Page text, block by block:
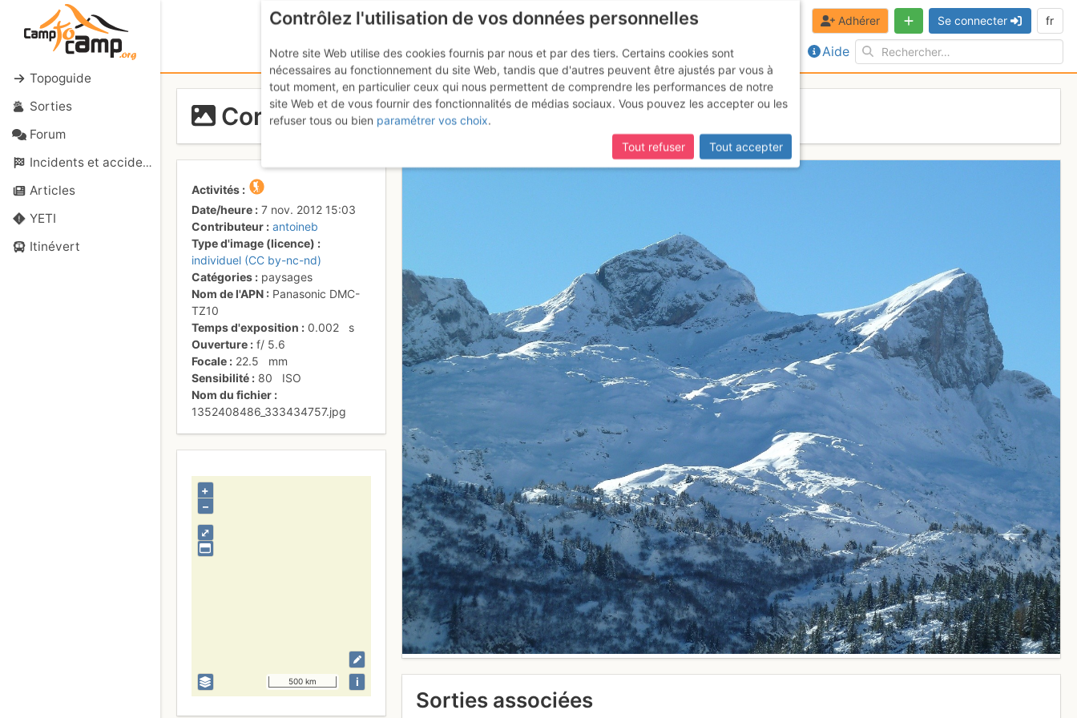
Topoguide
Sorties
Forum
Incidents et accidents
Articles
YETI
Itinévert
Aide
Adhérer Se connecter fr
Cornettes de Bise 2432m et Tête de Lanchenaire
Activités
Date/heure
7 nov. 2012 15:03
Contributeur
antoineb
Type d'image (licence)
individuel (CC by-nc-nd)
Catégories
paysages
Nom de l'APN
Panasonic DMC-
TZ10
Temps d'exposition
0.002
s
Ouverture
f/5.6
Focale
22.5
mm
Sensibilité
80
ISO
Nom du fichier
1352408486_333434757.jpg
⤢
+
–
500 km i
Sorties associées
Contrôlez l'utilisation de vos données personnelles
Notre site Web utilise des cookies fournis par nous et par des tiers. Certains cookies sont
nécessaires au fonctionnement du site Web, tandis que d'autres peuvent être ajustés par vous à
tout moment, en particulier ceux qui nous permettent de comprendre les performances de notre
site Web et de vous fournir des fonctionnalités de médias sociaux. Vous pouvez les accepter ou les
refuser tous ou bien paramétrer vos choix.
Tout refuser
Tout accepter